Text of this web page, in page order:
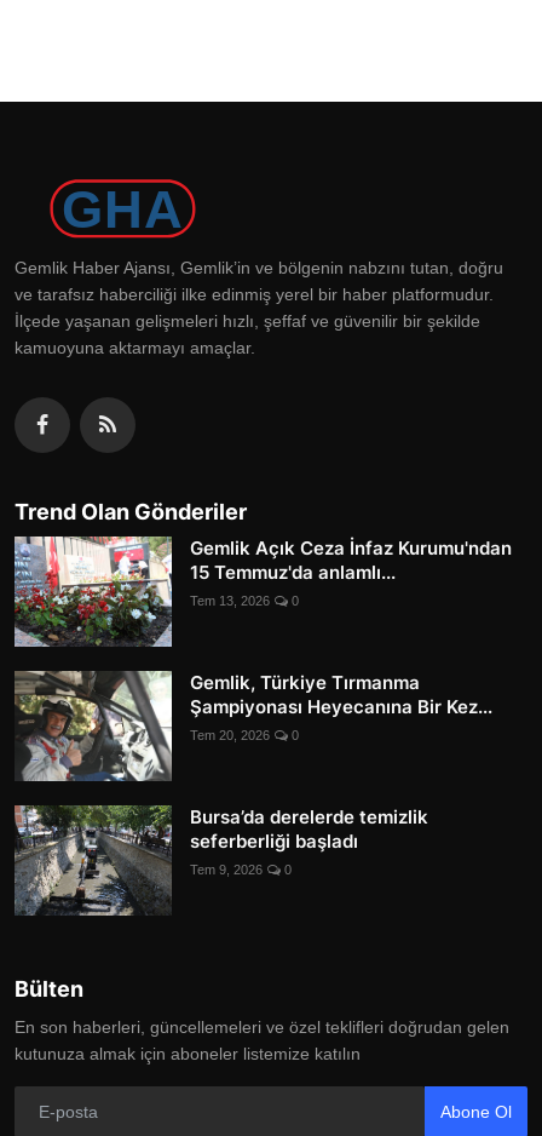
Gemlik Haber Ajansı, Gemlik’in ve bölgenin nabzını tutan, doğru
ve tarafsız haberciliği ilke edinmiş yerel bir haber platformudur.
İlçede yaşanan gelişmeleri hızlı, şeffaf ve güvenilir bir şekilde
kamuoyuna aktarmayı amaçlar.
Trend Olan Gönderiler
Gemlik Açık Ceza İnfaz Kurumu'ndan
15 Temmuz'da anlamlı...
Tem 13, 2026 0
Gemlik, Türkiye Tırmanma
Şampiyonası Heyecanına Bir Kez...
Tem 20, 2026 0
Bursa’da derelerde temizlik
seferberliği başladı
Tem 9, 2026 0
Bülten
En son haberleri, güncellemeleri ve özel teklifleri doğrudan gelen
kutunuza almak için aboneler listemize katılın
Abone Ol